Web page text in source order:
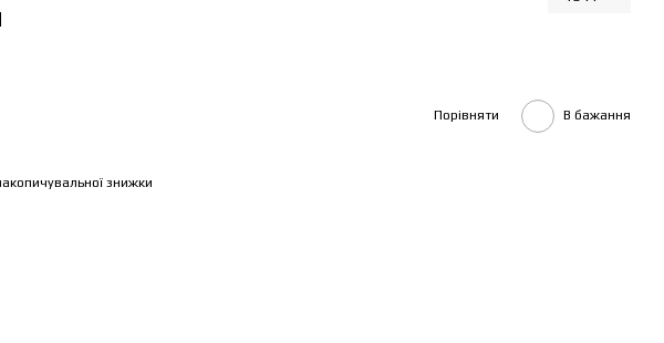
Порівняти В бажання
знижки